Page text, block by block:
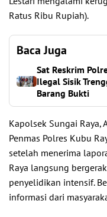
Ratus Ribu Rupiah).
Baca Juga
Sat Reskrim
Ilegal Sisik
Barang Bukti
Kapolsek Sungai Raya,
Penmas Polres Kubu
setelah menerima
Raya langsung
penyelidikan intensif.
informasi dari